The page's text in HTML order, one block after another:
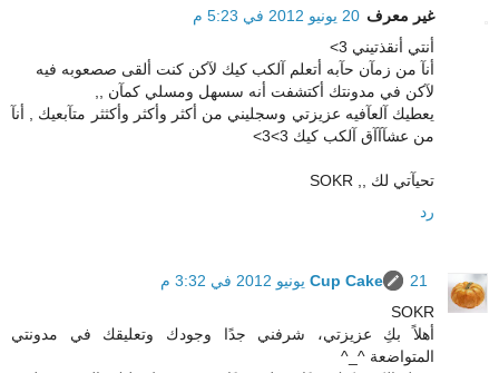
غير معرف 20 يونيو 2012 في 5:23 م
أنتي أنقذتيني 3>
أنآ من زمآن حآبه أتعلم آلكب كيك لآكن كنت ألقى صصعوبه فيه
لآكن في مدونتك أكتشفت أنه سسهل ومسلي كمآن ,,
يعطيك آلعآفيه عزيزتي وسجليني من أكثر وأكثر وأكثثر متآبعيك , أنآ
من عشآآآق آلكب كيك 3>3>
تحيآتي لك ,, SOKR
رد
Cup Cake
21 يونيو 2012 في 3:32 م
SOKR
أهلاً بكِ عزيزتي، شرفني جدًا وجودك وتعليقك في مدونتي
المتواضعة ^_^